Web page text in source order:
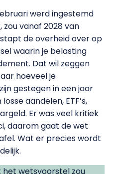
werd ingestemd
vanaf 2028 van
de overheid over op
waarin je belasting
Dat wil zeggen
hoeveel je
gestegen in een jaar
aandelen, ETF’s,
Er was veel kritiek
daarom gaat de wet
Wat er precies wordt
het wetsvoorstel zou